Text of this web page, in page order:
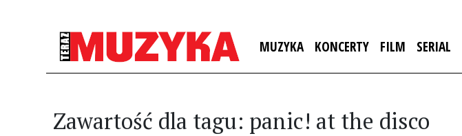
MUZYKA KONCERTY FILM SERIAL
Zawartość dla tagu: panic! at the disco